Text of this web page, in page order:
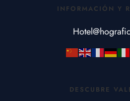
INFORMACIÓN Y
DESCUBRE